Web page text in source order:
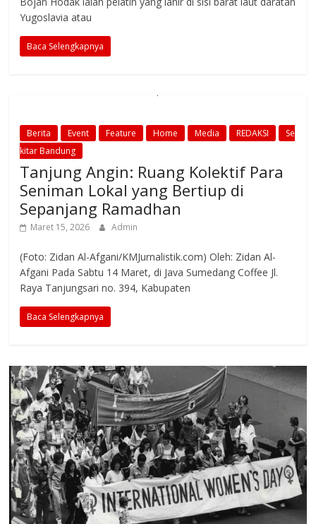
Yugoslavia atau
Baca Selengkapnya
Berita Event Feature Home Media REDAKSI
Se
kitar Bandung
Tanjung Angin: Ruang Kolektif Para
Seniman Lokal yang Bertiup di
Sepanjang Ramadhan
Maret 15, 2026 Admin
(Foto: Zidan Al-Afgani/KMJurnalistik.com) Oleh: Zidan Al-
Afgani Pada Sabtu 14 Maret, di Java Sumedang Coffee Jl.
Raya Tanjungsari no. 394, Kabupaten
Baca Selengkapnya